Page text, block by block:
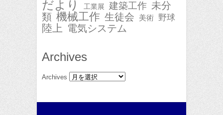
だより
工業展 建築工作 未分
類 機械工作 生徒会 美術 野球
陸上 電気システム
Archives
Archives